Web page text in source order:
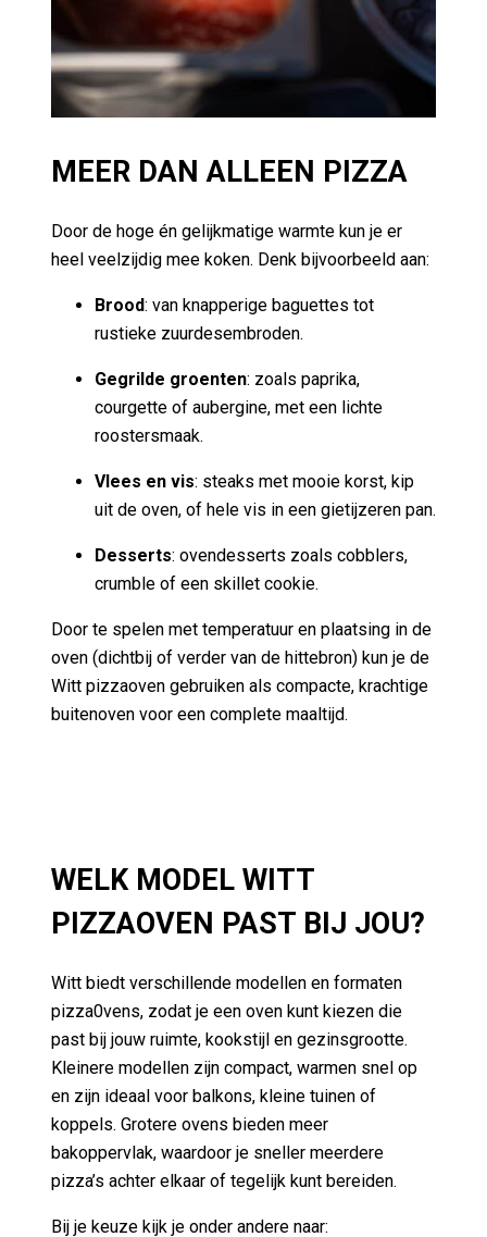
MEER DAN ALLEEN PIZZA
Door de hoge én gelijkmatige warmte kun je er
heel veelzijdig mee koken. Denk bijvoorbeeld aan:
Brood: van knapperige baguettes tot
rustieke zuurdesembroden.
Gegrilde groenten: zoals paprika,
courgette of aubergine, met een lichte
roostersmaak.
Vlees en vis: steaks met mooie korst, kip
uit de oven, of hele vis in een gietijzeren pan.
Desserts: ovendesserts zoals cobblers,
crumble of een skillet cookie.
Door te spelen met temperatuur en plaatsing in de
oven (dichtbij of verder van de hittebron) kun je de
Witt pizzaoven gebruiken als compacte, krachtige
buitenoven voor een complete maaltijd.
WELK MODEL WITT
PIZZAOVEN PAST BIJ JOU?
Witt biedt verschillende modellen en formaten
pizza0vens, zodat je een oven kunt kiezen die
past bij jouw ruimte, kookstijl en gezinsgrootte.
Kleinere modellen zijn compact, warmen snel op
en zijn ideaal voor balkons, kleine tuinen of
koppels. Grotere ovens bieden meer
bakoppervlak, waardoor je sneller meerdere
pizza’s achter elkaar of tegelijk kunt bereiden.
Bij je keuze kijk je onder andere naar: